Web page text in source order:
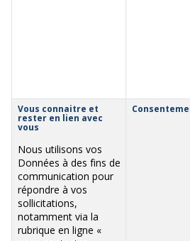
Vous connaitre et
rester en lien avec
vous
Nous utilisons vos
Données à des fins de
communication pour
répondre à vos
sollicitations,
notamment via la
rubrique en ligne «